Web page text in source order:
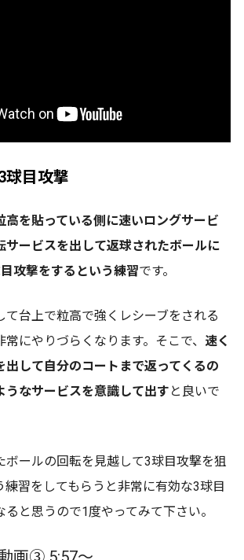
目攻撃
高を貼っている側に速いロングサービ
サービスを出して返球されたボールに
攻撃をするという練習です。
て台上で粒高で強くレシーブをされる
にやりづらくなります。そこで、 速く
出して自分のコートまで返ってくるの
うなサービスを意識して出す と良いで
ボールの回転を見越して3球目攻撃を狙
練習をしてもらうと非常に有効な3球目
と思うので1度やってみて下さい。